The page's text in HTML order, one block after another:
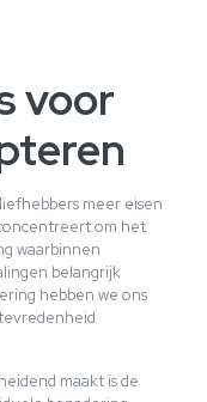
voor
meer eisen
om het
waarbinnen
belangrijk
hebben we ons
maakt is de